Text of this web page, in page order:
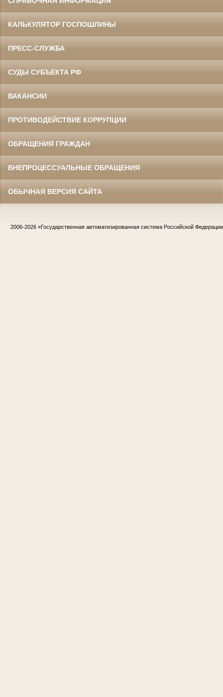
КАЛЬКУЛЯТОР ГОСПОШЛИНЫ
ПРЕСС-СЛУЖБА
СУДЫ СУБЪЕКТА РФ
ВАКАНСИИ
ПРОТИВОДЕЙСТВИЕ КОРРУПЦИИ
ОБРАЩЕНИЯ ГРАЖДАН
ВНЕПРОЦЕССУАЛЬНЫЕ ОБРАЩЕНИЯ
ОБЫЧНАЯ ВЕРСИЯ САЙТА
2006-2026 «Государственная автоматизированная система Российской